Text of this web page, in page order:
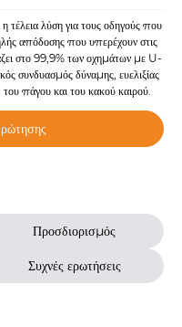
τέλεια λύση για τους οδηγούς που
απόδοσης που υπερέχουν στις
στο 99,9% των οχημάτων με U-
συνδυασμός δύναμης, ευελιξίας
του πάγου και του κακού καιρού.
Προσδιορισμός
Συχνές ερωτήσεις